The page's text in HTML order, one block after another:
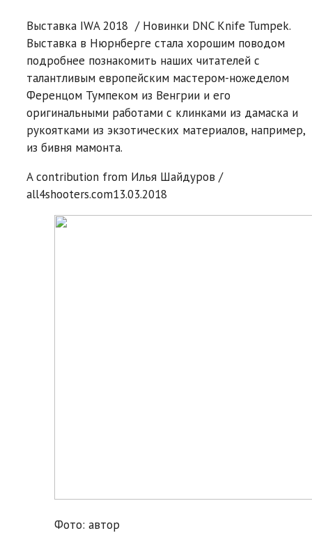
Выставка IWA 2018 / Новинки DNC Knife Tumpek.
Выставка в Hюрнберге стала хорошим поводом
подробнее познакомить наших читателей с
талантливым европейским мастером-ножеделом
Ференцом Тумпеком из Венгрии и его
оригинальными работами с клинками из дамаска и
рукоятками из экзотических материалов, например,
из бивня мамонта.
A contribution from Илья Шайдуров /
all4shooters.com13.03.2018
Фото: автор